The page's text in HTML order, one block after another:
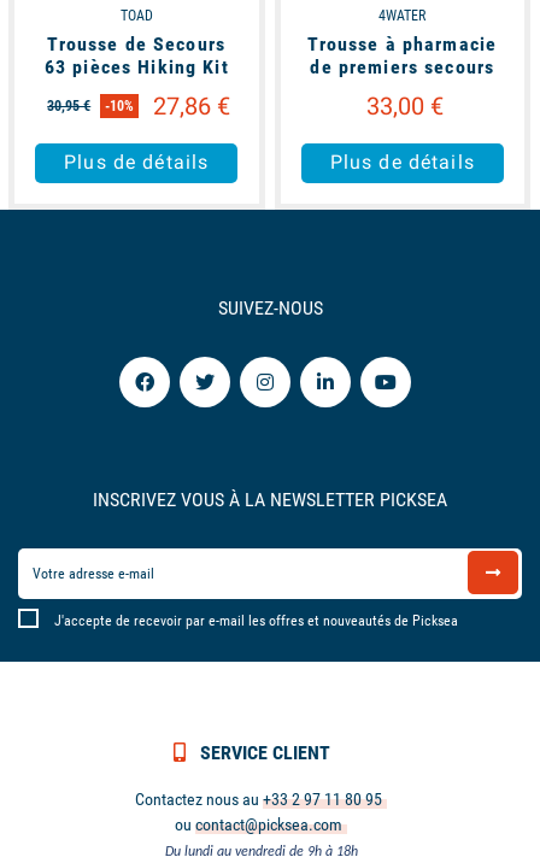
TOAD
Trousse de Secours
63 pièces Hiking Kit
30,95 € -10% 27,86 €
Plus de détails
4WATER
Trousse à pharmacie
de premiers secours
33,00 €
Plus de détails
SUIVEZ-NOUS
INSCRIVEZ VOUS À LA NEWSLETTER PICKSEA
J'accepte de recevoir par e-mail les offres et nouveautés de Picksea
SERVICE CLIENT
Contactez nous au +33 2 97 11 80 95
ou contact@picksea.com
Du lundi au vendredi de 9h à 18h